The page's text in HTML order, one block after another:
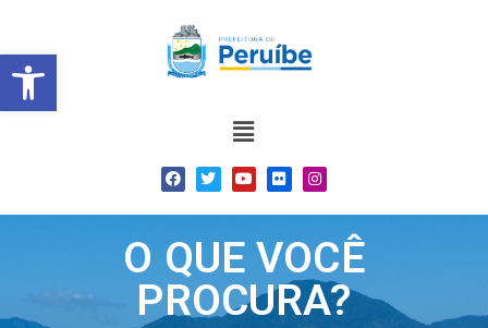
Barra de Ferramentas
O QUE VOCÊ
PROCURA?